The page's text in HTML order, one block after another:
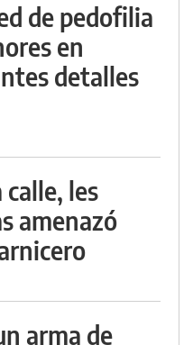
de pedofilia
en
detalles
les
amenazó
arma de